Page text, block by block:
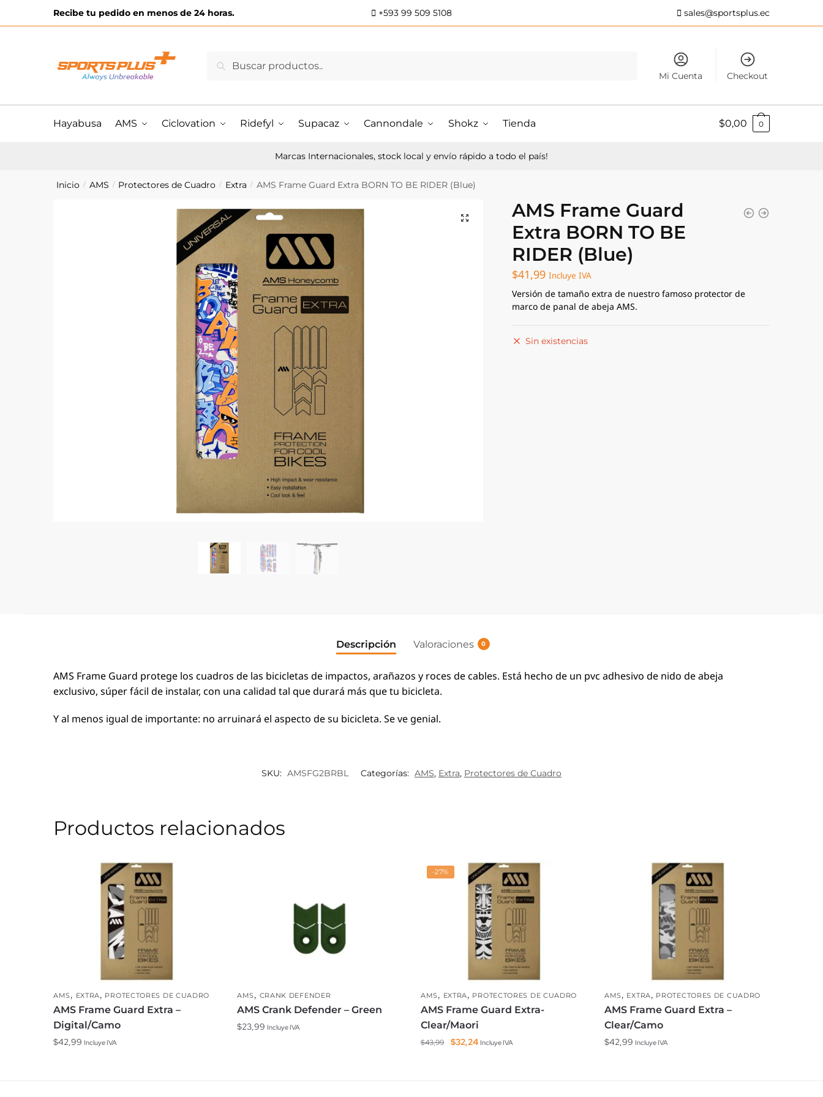
Recibe tu pedido en menos de 24 horas. +593 99 509 5108 sales@sportsplus.ec
por:
Buscar
Mi Cuenta Checkout
Hayabusa AMS Ciclovation Ridefyl Supacaz Cannondale Shokz Tienda $0,00 0
Marcas Internacionales, stock local y envío rápido a todo el país!
Inicio / AMS / Protectores de Cuadro / Extra / AMS Frame Guard Extra BORN TO BE RIDER (Blue)
AMS Frame Guard
Extra BORN TO BE
RIDER (Blue)
$41,99Incluye IVA
Versión de tamaño extra de nuestro famoso protector de
marco de panal de abeja AMS.
Sin existencias
Descripción Valoraciones 0
AMS Frame Guard protege los cuadros de las bicicletas de impactos, arañazos y roces de cables.Está hecho de un pvc adhesivo de nido de abeja
exclusivo, súper fácil de instalar, con una calidad tal que durará más que tu bicicleta.
Y al menos igual de importante: no arruinará el aspecto de su bicicleta. Se ve genial.
SKU: AMSFG2BRBL Categorías: AMS, Extra, Protectores de Cuadro
Productos relacionados
AMS, EXTRA, PROTECTORES DE CUADRO
AMS Frame Guard Extra –
Digital/Camo
$42,99 Incluye IVA
AMS, CRANK DEFENDER
AMS Crank Defender – Green
$23,99 Incluye IVA
-27%
AMS, EXTRA, PROTECTORES DE CUADRO
AMS Frame Guard Extra-
Clear/Maori
$43,99
El
$32,24ElIncluye IVA
AMS, EXTRA, PROTECTORES DE CUADRO
AMS Frame Guard Extra –
Clear/Camo
$42,99 Incluye IVA